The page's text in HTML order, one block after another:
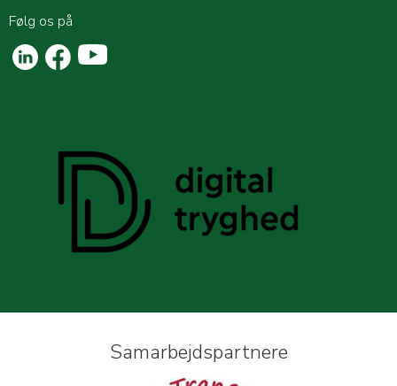
Følg os på
Samarbejdspartnere